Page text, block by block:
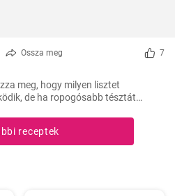
Ossza meg 7
meg, hogy milyen lisztet
de ha ropogósabb tésztát
receptek